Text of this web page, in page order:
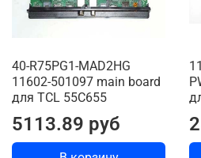
40-R75PG1-MAD2HG
11602-501097 main board
для TCL 55C655
5113.89 руб